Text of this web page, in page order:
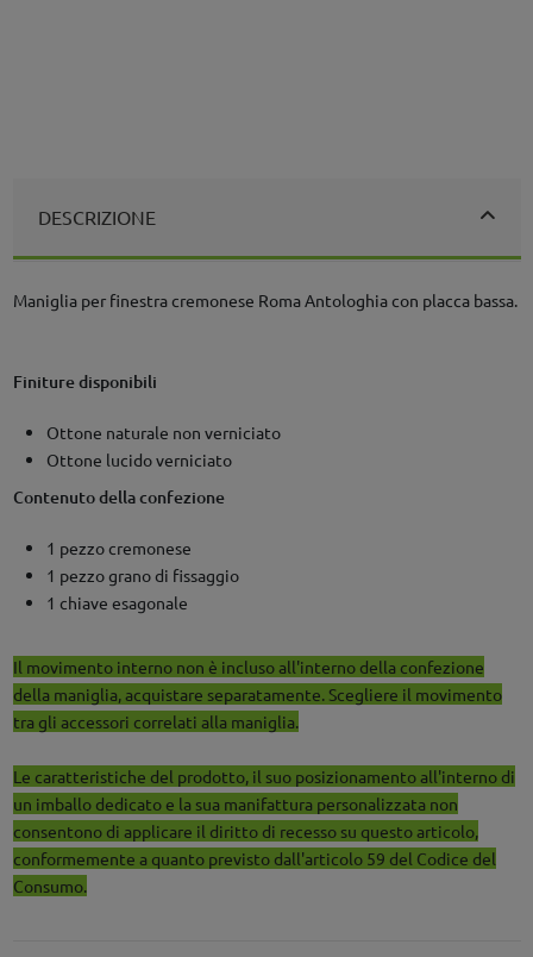
DESCRIZIONE
Maniglia per finestra cremonese Roma Antologhia con placca bassa.
Finiture disponibili
Ottone naturale non verniciato
Ottone lucido verniciato
Contenuto della confezione
1 pezzo cremonese
1 pezzo grano di fissaggio
1 chiave esagonale
Il movimento interno non è incluso all'interno della confezione
della maniglia, acquistare separatamente. Scegliere il movimento
tra gli accessori correlati alla maniglia.
Le caratteristiche del prodotto, il suo posizionamento all'interno di
un imballo dedicato e la sua manifattura personalizzata non
consentono di applicare il diritto di recesso su questo articolo,
conformemente a quanto previsto dall'articolo 59 del Codice del
Consumo.